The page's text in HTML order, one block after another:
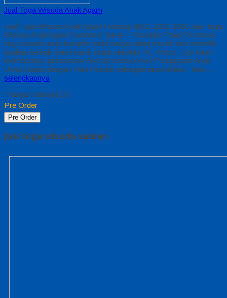
Jual Toga Wisuda Anak Agam
Jual Toga Wisuda Anak Agam Hubungi 0812-2282-1060 Jual Toga
Wisuda Anak Agam Sumatera Barat – Temukan Paket Promosi
toga wisuda anak komplet pada harga paling murah dan memiliki
kualitas terbaik, kami kasih untuk sekolah TK, PAUD , SD Kami
memberinya penawaran Special semua level Pengajaran Anak
Umur Dasar dengan Fitur Produk sebagaimana berikut : Kain…
selengkapnya
*Harga Hubungi CS
Pre Order
Pre Order
jual toga wisuda satuan